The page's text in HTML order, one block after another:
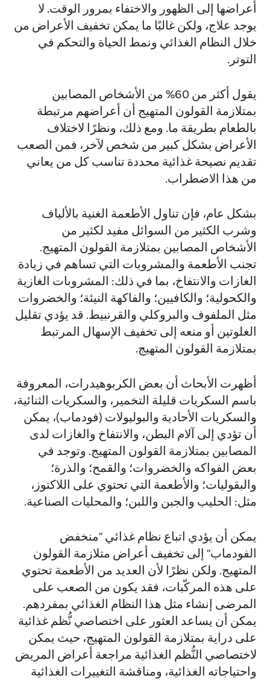
أعراضها إلى الظهور والاختفاء بمرور الوقت. لا
يوجد علاج، ولكن غالبًا ما يمكن تخفيف الأعراض من
خلال النظام الغذائي ونمط الحياة والتحكم في
التوتر.
يقول أكثر من 60% من الأشخاص المصابين
بمتلازمة القولون المتهيج أن أعراضهم مرتبطة
بالطعام بطريقة ما. ومع ذلك، ونظرًا لاختلاف
الأعراض بشكل كبير من شخص لآخر، فمن الصعب
تقديم نصيحة غذائية محددة تناسب كل من يعاني
من هذا الاضطراب.
بشكل عام، فإن تناول الأطعمة الغنية بالألياف
وشرب الكثير من السوائل مفيد لكثير من
الأشخاص المصابين بمتلازمة القولون المتهيج.
تجنب الأطعمة والمشروبات التي تساهم في زيادة
الغازات والانتفاخ، بما في ذلك: المشروبات الغازية
والكحولية؛ والكافيين؛ والفاكهة النيئة؛ والخضروات
مثل الملفوف والبروكلي والقرنبيط. قد يؤدي تقليل
الغلوتين أو منعه إلى تخفيف الإسهال المرتبط
بمتلازمة القولون المتهيج.
أظهرت الأبحاث أن بعض الكربوهيدرات، المعروفة
باسم السكريات قليلة التخمير، والسكريات الثنائية،
والسكريات الأحادية والبوليولات (فودماب)، يمكن
أن تؤدي إلى آلام البطن، والانتفاخ والغازات لدى
المصابين بمتلازمة القولون المتهيج. وتوجد في
بعض الفواكه والخضروات؛ والقمح؛ والذرة؛
والبقوليات؛ والأطعمة التي تحتوي على اللاكتوز،
مثل: الحليب والجبن واللبن؛ والمحليات الصناعية.
يمكن أن يؤدي اتباع نظام غذائي "منخفض
الفودماب" إلى تخفيف أعراض متلازمة القولون
المتهيج. ولكن نظرًا لأن العديد من الأطعمة تحتوي
على هذه المركّبات، فقد يكون من الصعب على
المرضى إنشاء مثل هذا النظام الغذائي بمفردهم.
يمكن أن يساعد العثور على اختصاصي نُّظم غذائية
على دراية بمتلازمة القولون المتهيج، حيث يمكن
لاختصاصي النُّظم الغذائية مراجعة أعراض المريض
واحتياجاته الغذائية، ومناقشة التغييرات الغذائية